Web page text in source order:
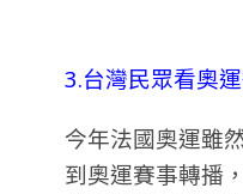
3.台灣民眾看奧
今年法國奧運雖
到奧運賽事轉播